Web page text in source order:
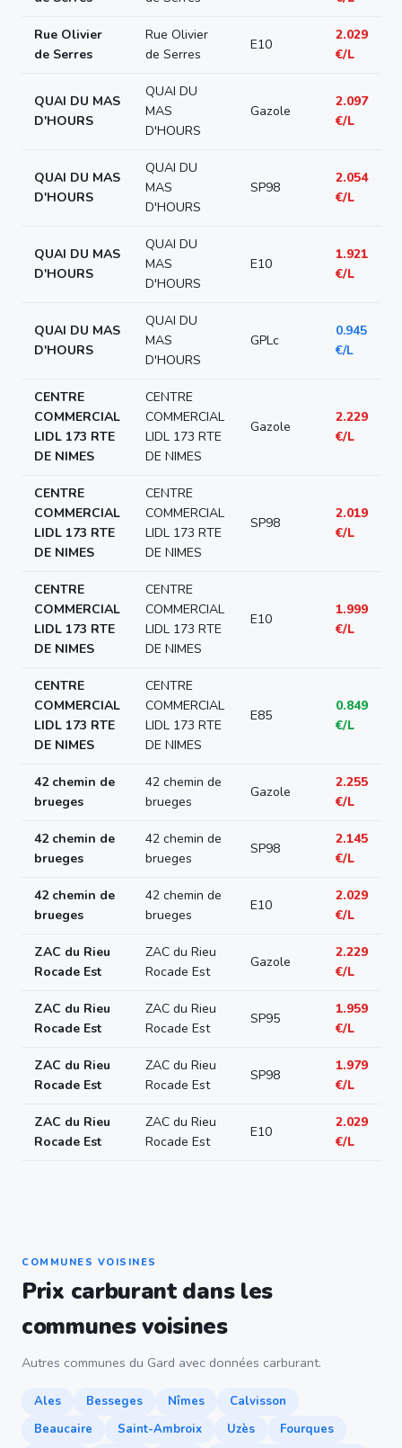
Rue Olivier
de Serres
Rue Olivier
de Serres
E10
2.029
€/L
QUAI DU MAS
D'HOURS
QUAI DU
MAS
D'HOURS
Gazole
2.097
€/L
QUAI DU MAS
D'HOURS
QUAI DU
MAS
D'HOURS
SP98
2.054
€/L
QUAI DU MAS
D'HOURS
QUAI DU
MAS
D'HOURS
E10
1.921
€/L
QUAI DU MAS
D'HOURS
QUAI DU
MAS
D'HOURS
GPLc
0.945
€/L
CENTRE
COMMERCIAL
LIDL 173 RTE
DE NIMES
CENTRE
COMMERCIAL
LIDL 173 RTE
DE NIMES
Gazole
2.229
€/L
CENTRE
COMMERCIAL
LIDL 173 RTE
DE NIMES
CENTRE
COMMERCIAL
LIDL 173 RTE
DE NIMES
SP98
2.019
€/L
CENTRE
COMMERCIAL
LIDL 173 RTE
DE NIMES
CENTRE
COMMERCIAL
LIDL 173 RTE
DE NIMES
E10
1.999
€/L
CENTRE
COMMERCIAL
LIDL 173 RTE
DE NIMES
CENTRE
COMMERCIAL
LIDL 173 RTE
DE NIMES
E85
0.849
€/L
42 chemin de
brueges
42 chemin de
brueges
Gazole
2.255
€/L
42 chemin de
brueges
42 chemin de
brueges
SP98
2.145
€/L
42 chemin de
brueges
42 chemin de
brueges
E10
2.029
€/L
ZAC du Rieu
Rocade Est
ZAC du Rieu
Rocade Est
Gazole
2.229
€/L
ZAC du Rieu
Rocade Est
ZAC du Rieu
Rocade Est
SP95
1.959
€/L
ZAC du Rieu
Rocade Est
ZAC du Rieu
Rocade Est
SP98
1.979
€/L
ZAC du Rieu
Rocade Est
ZAC du Rieu
Rocade Est
E10
2.029
€/L
COMMUNES VOISINES
Prix carburant dans les
communes voisines
Autres communes du Gard avec données carburant.
Ales Besseges Nîmes
Calvisson
Beaucaire
Saint-Ambroix Uzès
Fourques